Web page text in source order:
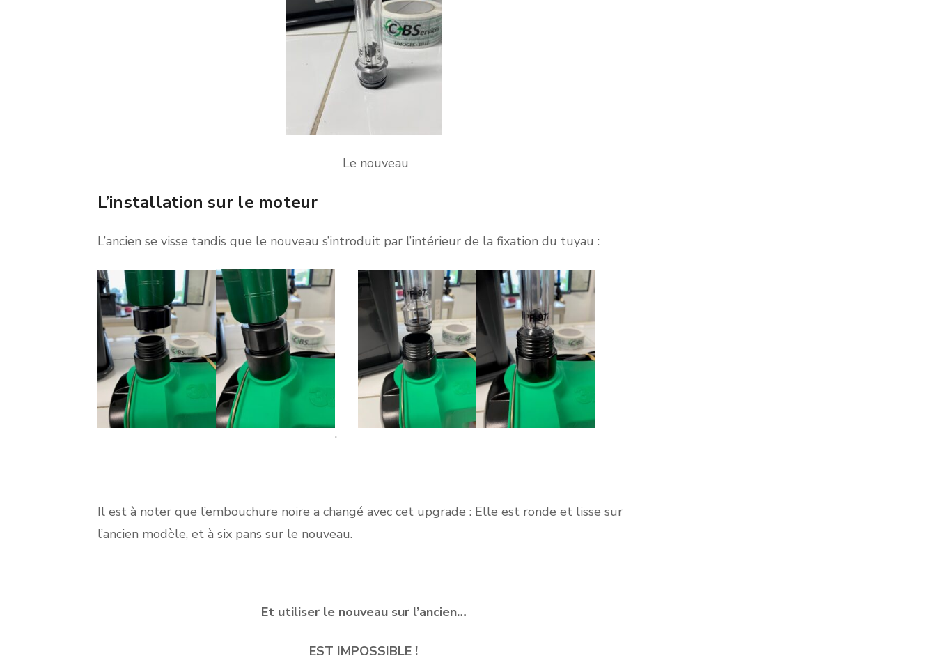
Le nouveau
L’installation sur le moteur
L’ancien se visse tandis que le nouveau s’introduit par l’intérieur de la fixation du tuyau :
.
Il est à noter que l’embouchure noire a changé avec cet upgrade : Elle est ronde et lisse sur
l’ancien modèle, et à six pans sur le nouveau.
Et utiliser le nouveau sur l’ancien…
EST IMPOSSIBLE !